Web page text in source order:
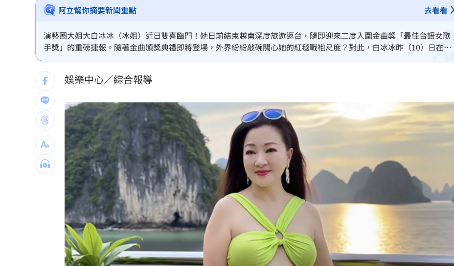
學霸牙醫槓離職員工 為3萬筆電互告慘勝
俄羅斯蝗害肆虐如末日 網驚：聖經十災 23:06
蔡英文做2件事 黃暐瀚：台東變五五波
蔣萬安危險了！最新民調沈伯洋僅落後5% 23:00
「地獄酷暑」襲南韓 礦泉水曝曬恐致癌 23:00
父親節真的快樂嗎？房貸10年暴增逾400萬 22:59
台灣彩券開獎直播中 20:31
LIVE三立+24小時直播 15:27
三立iNEWS新聞台線上直播 18:00
理想混蛋號召粉絲跨海追星吃美食！
阿立幫你摘要新聞重點 去看看
演藝圈大姐大白冰冰（冰姐）近日雙喜臨門！她日前結束越南深度旅遊返台，隨即迎來二度入圍金曲獎「最佳台語女歌
手獎」的重磅捷報。隨著金曲頒獎典禮即將登場，外界紛紛敲碗關心她的紅毯戰袍尺度？對此，白冰冰昨（10）日在個
人 YouTube 頻道大方釋出觀光 VLOG，不僅曝光了自己在下龍灣豪華遊輪上「大解放」脫掉外衣、換上火辣比基尼的震
撼美照，更親自預告紅毯動向，笑稱這波清涼福利絕對是「越南限定」，金曲紅毯
娛樂中心／綜合報導